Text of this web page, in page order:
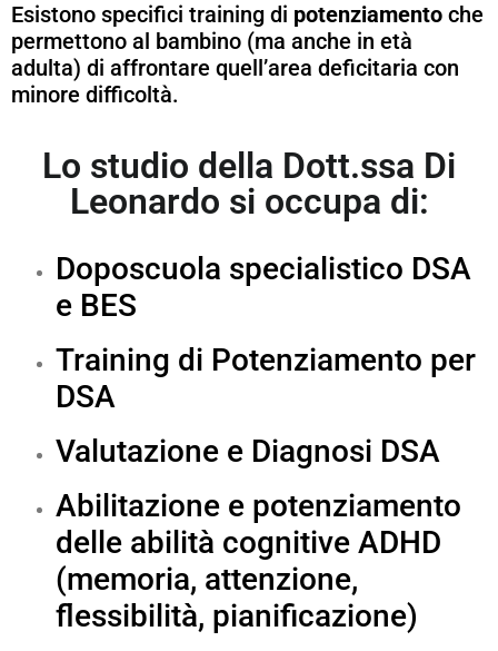
Esistono specifici training di potenziamento che
permettono al bambino (ma anche in età
adulta) di affrontare quell’area deficitaria con
minore difficoltà.
Lo studio della Dott.ssa Di
Leonardo si occupa di:
Doposcuola specialistico DSA
e BES
Training di Potenziamento per
DSA
Valutazione e Diagnosi DSA
Abilitazione e potenziamento
delle abilità cognitive ADHD
(memoria, attenzione,
flessibilità, pianificazione)